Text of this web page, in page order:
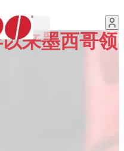
来墨西哥领